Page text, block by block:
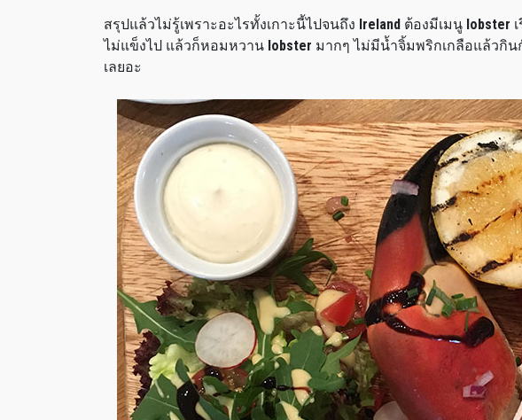
สรุปแล้วไม่รู้เพราะอะไรทั้งเกาะนี้ไปจนถึง Ireland ต้องมีเมนู lobster
ไม่แข็งไป แล้วก็หอมหวาน lobster มากๆ ไม่มีน้ำจิ้มพริกเกลือแล้วกิ
เลยอะ